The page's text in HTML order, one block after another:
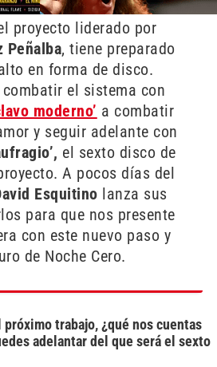
proyecto liderado por
Peñalba, tiene preparado
en forma de disco.
combatir el sistema con
moderno’ a combatir
y seguir adelante con
el sexto disco de
A pocos días del
Esquitino lanza sus
para que nos presente
con este nuevo paso y
de Noche Cero.
trabajo, ¿qué nos cuentas
adelantar del que será el sexto